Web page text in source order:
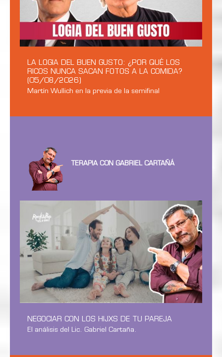
LA LOGIA DEL BUEN GUSTO: ¿POR QUÉ LOS
RICOS NUNCA SACAN FOTOS A LA COMIDA?
(05/08/2026)
Martín Wullich en la previa de la semifinal
TERAPIA CON GABRIEL CARTAÑÁ
NEGOCIAR CON LOS HIJXS DE TU PAREJA
El análisis del Lic. Gabriel Cartaña.